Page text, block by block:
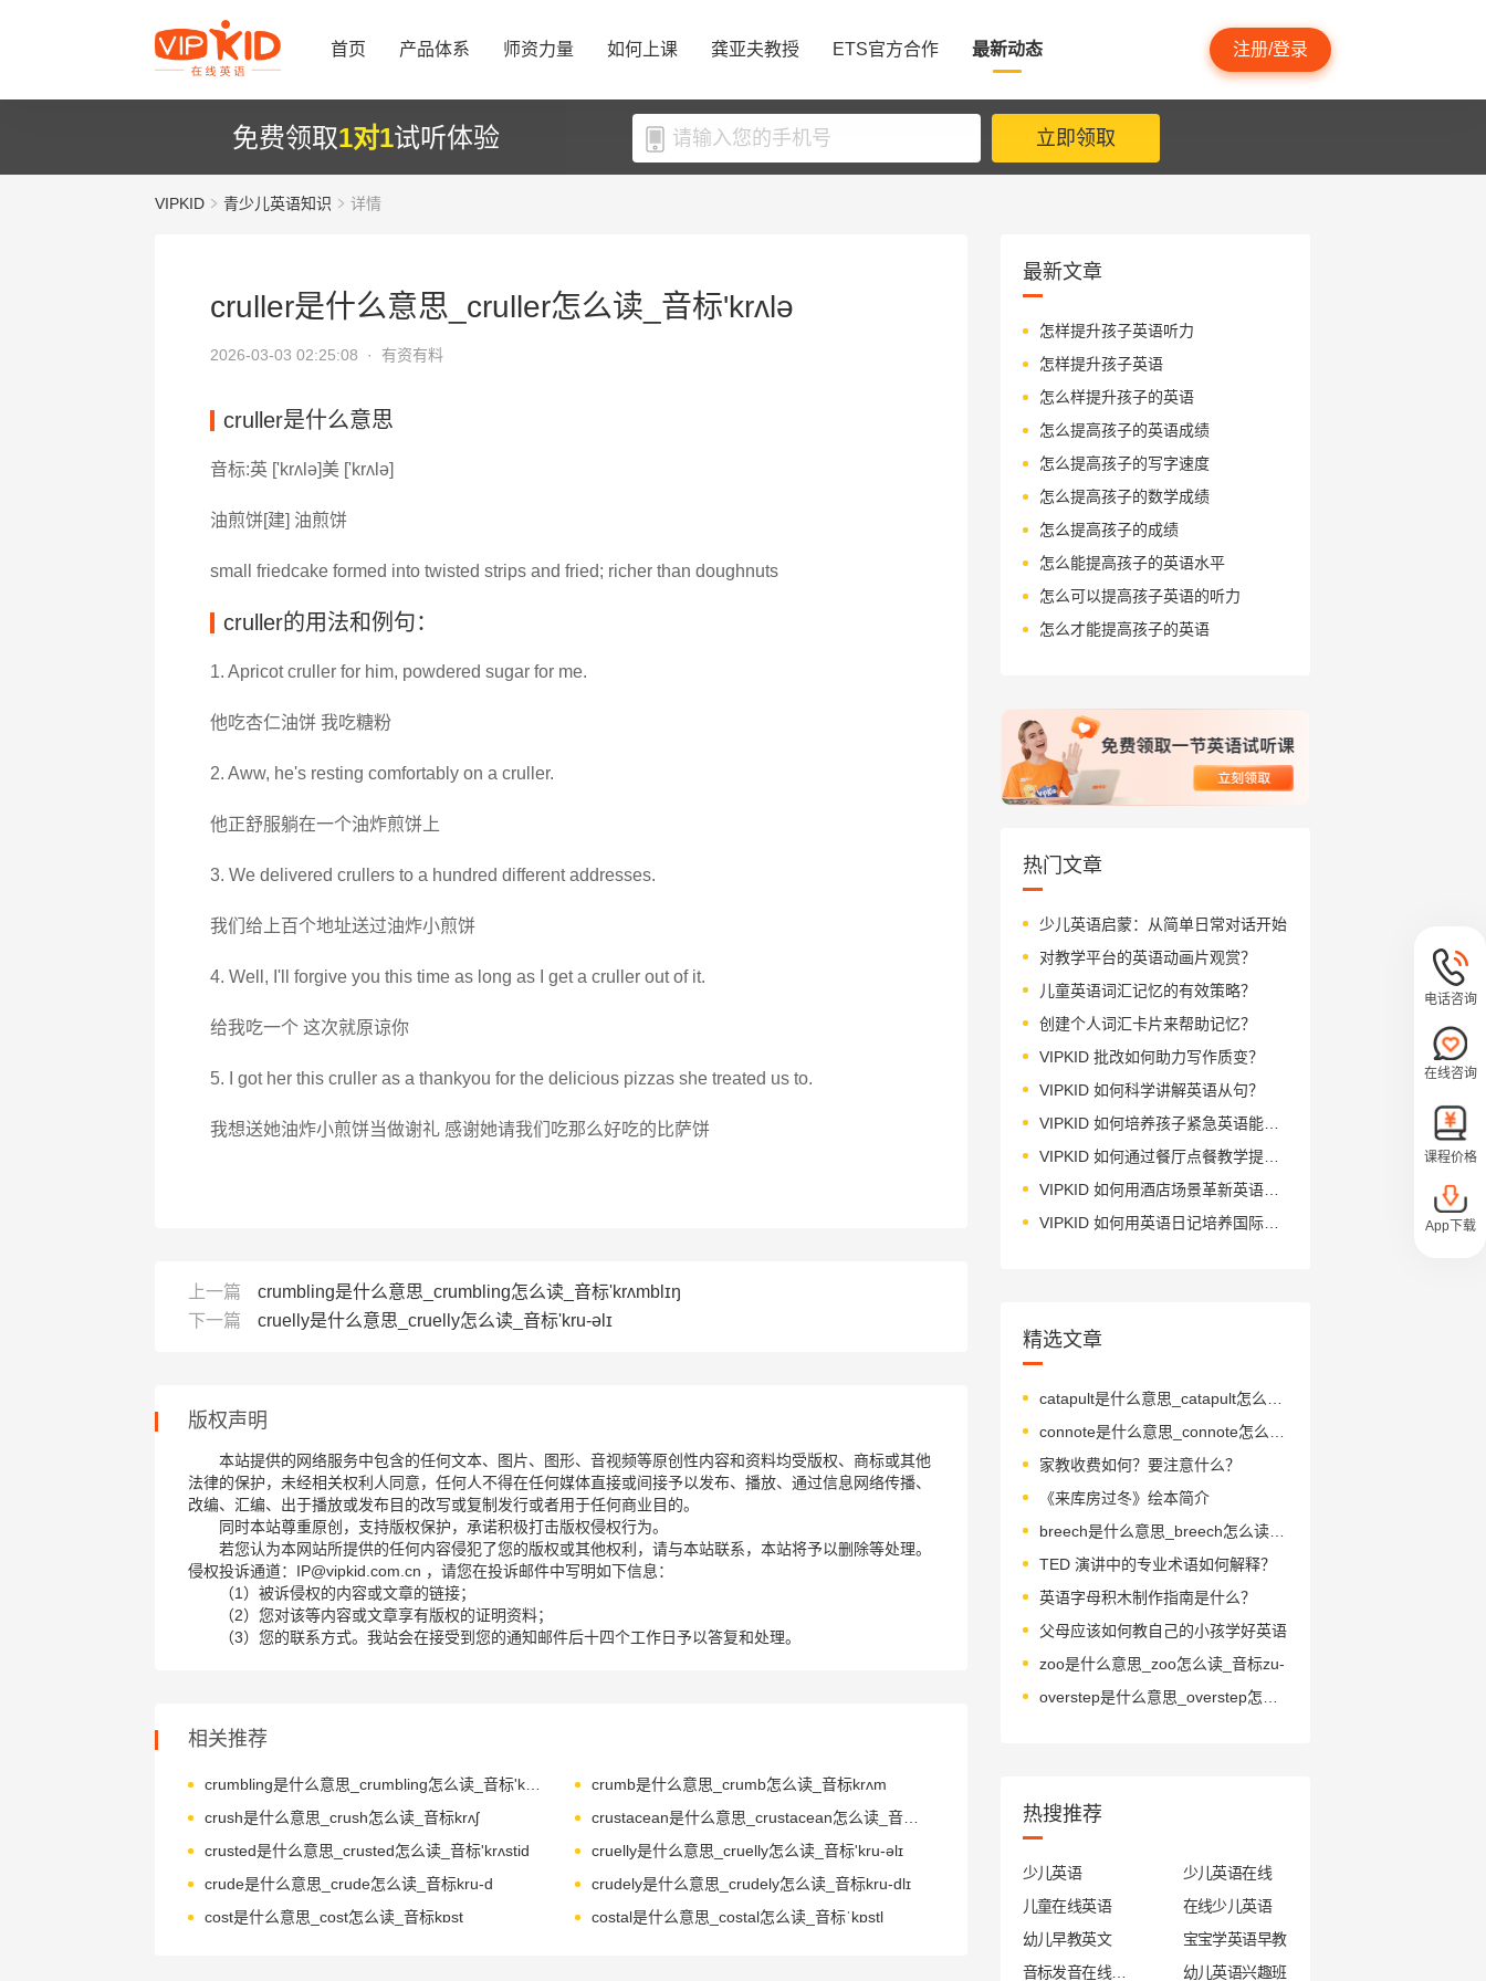
首页 产品体系 师资力量 如何上课 龚亚夫教授 ETS官方合作 最新动态 注册/登录
免费领取1对1试听体验 立即领取
VIPKID 青少儿英语知识 详情
cruller是什么意思_cruller怎么读_音标'krʌlə
2026-03-03 02:25:08 · 有资有料
cruller是什么意思
音标:英 ['krʌlə]美 ['krʌlə]
油煎饼[建] 油煎饼
small friedcake formed into twisted strips and fried; richer than doughnuts
cruller的用法和例句：
1. Apricot cruller for him, powdered sugar for me.
他吃杏仁油饼 我吃糖粉
2. Aww, he's resting comfortably on a cruller.
他正舒服躺在一个油炸煎饼上
3. We delivered crullers to a hundred different addresses.
我们给上百个地址送过油炸小煎饼
4. Well, I'll forgive you this time as long as I get a cruller out of it.
给我吃一个 这次就原谅你
5. I got her this cruller as a thankyou for the delicious pizzas she treated us to.
我想送她油炸小煎饼当做谢礼 感谢她请我们吃那么好吃的比萨饼
上一篇
crumbling是什么意思_crumbling怎么读_音标'krʌmblɪŋ
下一篇
cruelly是什么意思_cruelly怎么读_音标'kru-əlɪ
版权声明
本站提供的网络服务中包含的任何文本、图片、图形、音视频等原创性内容和资料均受版权、商标或其他
法律的保护，未经相关权利人同意，任何人不得在任何媒体直接或间接予以发布、播放、通过信息网络传播、
改编、汇编、出于播放或发布目的改写或复制发行或者用于任何商业目的。
同时本站尊重原创，支持版权保护，承诺积极打击版权侵权行为。
若您认为本网站所提供的任何内容侵犯了您的版权或其他权利，请与本站联系，本站将予以删除等处理。
侵权投诉通道：IP@vipkid.com.cn ，请您在投诉邮件中写明如下信息：
（1）被诉侵权的内容或文章的链接；
（2）您对该等内容或文章享有版权的证明资料；
（3）您的联系方式。我站会在接受到您的通知邮件后十四个工作日予以答复和处理。
相关推荐
crumbling是什么意思_crumbling怎么读_音标'krʌmblɪŋ
crumb是什么意思_crumb怎么读_音标krʌm
crush是什么意思_crush怎么读_音标krʌʃ
crustacean是什么意思_crustacean怎么读_音标krʌ'steɪʃn
crusted是什么意思_crusted怎么读_音标'krʌstid
cruelly是什么意思_cruelly怎么读_音标'kru-əlɪ
crude是什么意思_crude怎么读_音标kru-d
crudely是什么意思_crudely怎么读_音标kru-dlɪ
cost是什么意思_cost怎么读_音标kɒst
costal是什么意思_costal怎么读_音标ˈkɒstl
最新文章
怎样提升孩子英语听力
怎样提升孩子英语
怎么样提升孩子的英语
怎么提高孩子的英语成绩
怎么提高孩子的写字速度
怎么提高孩子的数学成绩
怎么提高孩子的成绩
怎么能提高孩子的英语水平
怎么可以提高孩子英语的听力
怎么才能提高孩子的英语
热门文章
少儿英语启蒙：从简单日常对话开始
对教学平台的英语动画片观赏？
儿童英语词汇记忆的有效策略？
创建个人词汇卡片来帮助记忆？
VIPKID 批改如何助力写作质变？
VIPKID 如何科学讲解英语从句？
VIPKID 如何培养孩子紧急英语能力？
VIPKID 如何通过餐厅点餐教学提升少儿英语应用能力？
VIPKID 如何用酒店场景革新英语教学？
VIPKID 如何用英语日记培养国际化人才？
精选文章
家教收费如何？要注意什么？
《来库房过冬》绘本简介
breech是什么意思_breech怎么读_音标bri-tʃ
TED 演讲中的专业术语如何解释？
英语字母积木制作指南是什么？
父母应该如何教自己的小孩学好英语
zoo是什么意思_zoo怎么读_音标zu-
热搜推荐
少儿英语
少儿英语在线
儿童在线英语
在线少儿英语
幼儿早教英文
宝宝学英语早教
幼儿英语兴趣班
电话咨询
在线咨询
课程价格
App下载